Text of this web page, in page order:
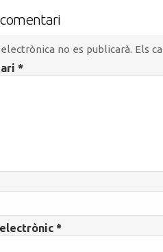
electrònica no es publicarà. Els
*
*